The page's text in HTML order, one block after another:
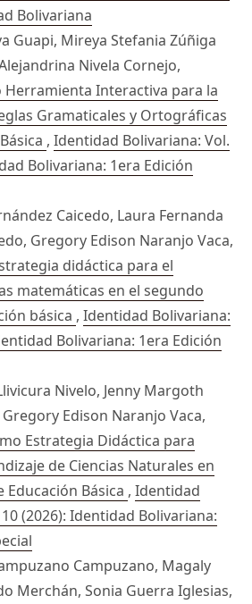
Bolivariana
Guapi, Mireya Stefania Zúñiga
Nivela Cornejo,
Herramienta Interactiva para la
Gramaticales y Ortográficas
, Identidad Bolivariana: Vol.
Bolivariana: 1era Edición
Caicedo, Laura Fernanda
Gregory Edison Naranjo Vaca,
didáctica para el
matemáticas en el segundo
básica , Identidad Bolivariana:
Bolivariana: 1era Edición
Nivelo, Jenny Margoth
Edison Naranjo Vaca,
Estrategia Didáctica para
de Ciencias Naturales en
Educación Básica , Identidad
(2026): Identidad Bolivariana:
Campuzano, Magaly
Merchán, Sonia Guerra Iglesias,